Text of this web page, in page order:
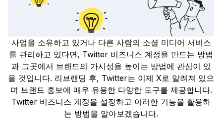
사업을 소유하고 있거나 다른 사람의 소셜 미디어 서비스
를 관리하고 있다면, Twitter 비즈니스 계정을 만드는 방법
과 그곳에서 브랜드의 가시성을 높이는 방법에 관심이 있
을 것입니다. 리브랜딩 후, Twitter는 이제 X로 알려져 있으
며 브랜드 홍보에 매우 유용한 다양한 도구를 제공합니다.
Twitter 비즈니스 계정을 설정하고 이러한 기능을 활용하
는 방법을 알아보겠습니다.